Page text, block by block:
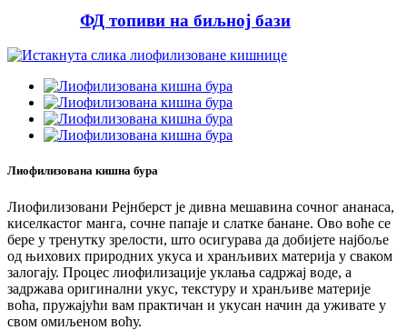
ФД топиви на биљној бази
Лиофилизована кишна бура
Лиофилизовани Рејнберст је дивна мешавина сочног ананаса,
киселкастог манга, сочне папаје и слатке банане. Ово воће се
бере у тренутку зрелости, што осигурава да добијете најбоље
од њихових природних укуса и хранљивих материја у сваком
залогају. Процес лиофилизације уклања садржај воде, а
задржава оригинални укус, текстуру и хранљиве материје
воћа, пружајући вам практичан и укусан начин да уживате у
свом омиљеном воћу.